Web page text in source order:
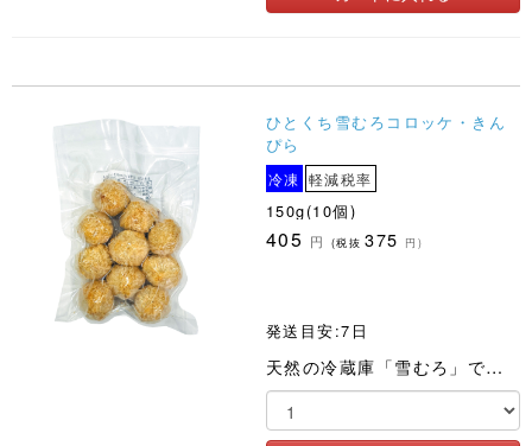
ひとくち雪むろコロッケ・きん
ぴら
冷凍 軽減税率
150g(10個)
405 円 (税抜375 円)
発送目安:7日
天然の冷蔵庫「雪むろ」で低温貯蔵、熟成させることで、甘みがまして滑らかな食感になった国産じゃが芋のコロッケ。きんぴらごぼうをコロッケの具に、たっぷりと加えて仕上げました